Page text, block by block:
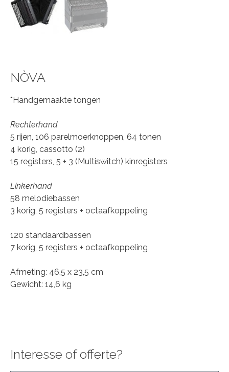
NÒVA
*Handgemaakte tongen
Rechterhand
5 rijen, 106 parelmoerknoppen, 64 tonen
4 korig, cassotto (2)
15 registers, 5 + 3 (Multiswitch) kinregisters
Linkerhand
58 melodiebassen
3 korig, 5 registers + octaafkoppeling
120 standaardbassen
7 korig, 5 registers + octaafkoppeling
Afmeting: 46,5 x 23,5 cm
Gewicht: 14,6 kg
Interesse of offerte?